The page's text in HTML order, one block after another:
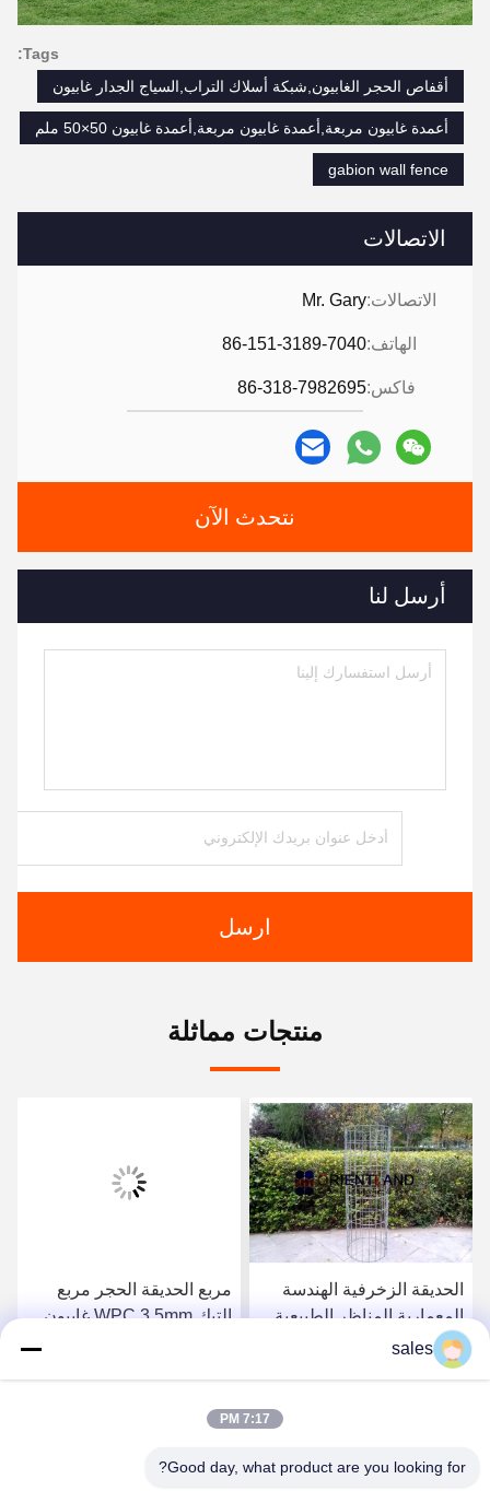
الاتصالات
الاتصالات:Mr. Gary
الهاتف:86-151-3189-7040
فاكس:86-318-7982695
نتحدث الآن
أرسل لنا
ارسل
Tags:
أقفاص الحجر الغابيون,شبكة أسلاك التراب,السياج الجدار غابيون
أعمدة غابيون مربعة,أعمدة غابيون مربعة,أعمدة غابيون 50×50 ملم
gabion wall fence
منتجات مماثلة
الحديقة الزخرفية الهندسة
المعمارية المناظر الطبيعية
أعمدة الغابيون 50 × 100 مم
مربع الحديقة الحجر مربع
التيك WPC 3.5mm غابيون
sales
7:17 PM
Good day, what product are you looking for?